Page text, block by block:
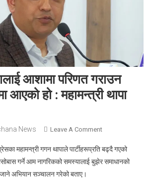
आशामा परिणत गराउन
आएको हो : महामन्त्री थापा
News Leave A CommentOn
निराशालाई
आशामा
महामन्त्री गगन थापाले पार्टीहरूप्रति बढ्दै गएको
गर्ने आम नागरिकको समस्यालाई बुझेर समाधानको
अभियान सञ्चालन गरेको बताए।